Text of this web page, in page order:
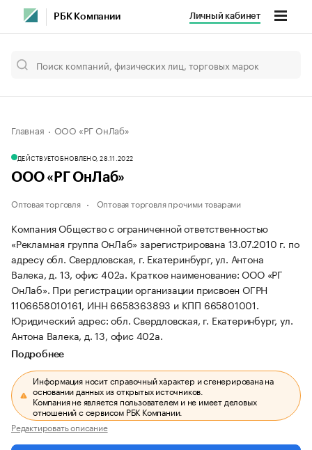
РБК Компании Личный кабинет
Главная ООО «РГ ОнЛаб»
ДЕЙСТВУЕТОБНОВЛЕНО, 28.11.2022
ООО «РГ ОнЛаб»
Оптовая торговля Оптовая торговля прочими товарами
Компания Общество с ограниченной ответственностью
«Рекламная группа ОнЛаб» зарегистрирована 13.07.2010 г. по
адресу обл. Свердловская, г. Екатеринбург, ул. Антона
Валека, д. 13, офис 402а. Краткое наименование: ООО «РГ
ОнЛаб». При регистрации организации присвоен ОГРН
1106658010161, ИНН 6658363893 и КПП 665801001.
Юридический адрес: обл. Свердловская, г. Екатеринбург, ул.
Антона Валека, д. 13, офис 402а.
Подробнее
Информация носит справочный характер и сгенерирована на
основании данных из открытых источников.
Компания не является пользователем и не имеет деловых
отношений с сервисом РБК Компании.
Редактировать описание